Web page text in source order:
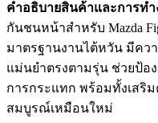
คำอธิบายสินค้าและการทำ
กันชนหน้าสำหรับ Mazda
มาตรฐานงานไต้หวัน มีค
แม่นยำตรงตามรุ่น ช่วยป้อ
การกระแทก พร้อมทั้งเสริ
สมบูรณ์เหมือนใหม่